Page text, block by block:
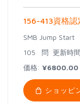
156-413資格認
SMB Jump Start
105 問 更新時
価格: ¥6800.00
ショッピ